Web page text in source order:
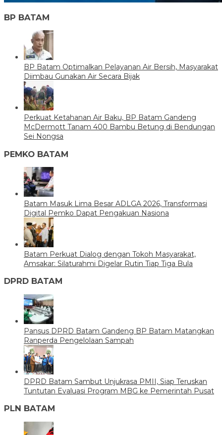
BP BATAM
BP Batam Optimalkan Pelayanan Air Bersih, Masyarakat
Diimbau Gunakan Air Secara Bijak
Perkuat Ketahanan Air Baku, BP Batam Gandeng
McDermott Tanam 400 Bambu Betung di Bendungan
Sei Nongsa
PEMKO BATAM
Batam Masuk Lima Besar ADLGA 2026, Transformasi
Digital Pemko Dapat Pengakuan Nasiona
Batam Perkuat Dialog dengan Tokoh Masyarakat,
Amsakar: Silaturahmi Digelar Rutin Tiap Tiga Bula
DPRD BATAM
Pansus DPRD Batam Gandeng BP Batam Matangkan
Ranperda Pengelolaan Sampah
DPRD Batam Sambut Unjukrasa PMII, Siap Teruskan
Tuntutan Evaluasi Program MBG ke Pemerintah Pusat
PLN BATAM